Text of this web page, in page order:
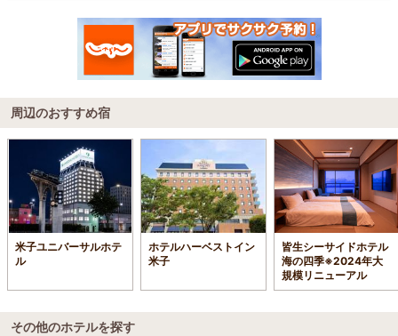
周辺のおすすめ宿
米子ユニバーサルホテ
ル
ホテルハーベストイン
米子
皆生シーサイドホテル
海の四季※2024年大
規模リニューアル
その他のホテルを探す